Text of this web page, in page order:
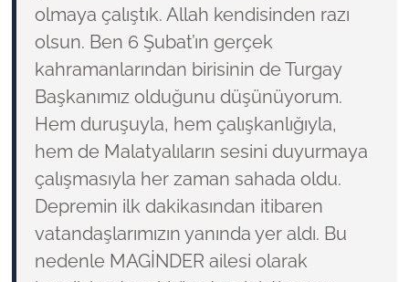
olmaya çalıştık. Allah kendisinden razı
olsun. Ben 6 Şubat’ın gerçek
kahramanlarından birisinin de Turgay
Başkanımız olduğunu düşünüyorum.
Hem duruşuyla, hem çalışkanlığıyla,
hem de Malatyalıların sesini duyurmaya
çalışmasıyla her zaman sahada oldu.
Depremin ilk dakikasından itibaren
vatandaşlarımızın yanında yer aldı. Bu
nedenle MAGİNDER ailesi olarak